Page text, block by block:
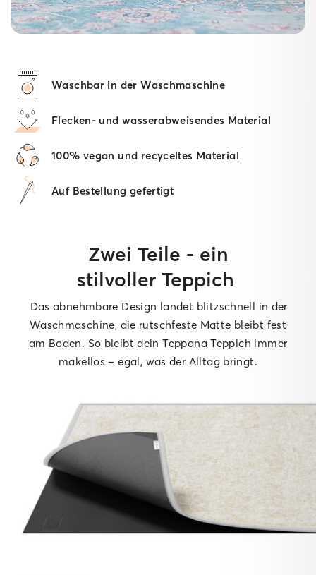
Waschbar in der Waschmaschine
Flecken- und wasserabweisendes Material
100% vegan und recyceltes Material
Auf Bestellung gefertigt
Zwei Teile - ein
stilvoller Teppich
Das abnehmbare Design landet blitzschnell in der
Waschmaschine, die rutschfeste Matte bleibt fest
am Boden. So bleibt dein Teppana Teppich immer
makellos – egal, was der Alltag bringt.